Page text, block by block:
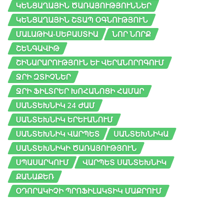
ԿԵՆՑԱՂԱՅԻՆ ԾԱՌԱՅՈՒԹՅՈՒՆՆԵՐ
ԿԵՆՑԱՂԱՅԻՆ ՇՏԱՊ ՕԳՆՈՒԹՅՈՒՆ
ՄԱԼԱԹԻԱ-ՍԵԲԱՍՏԻԱ
ՆՈՐ ՆՈՐՔ
ՇԵՆԳԱՎԻԹ
ՇԻՆԱՐԱՐՈՒԹՅՈՒՆ ԵՒ ՎԵՐԱՆՈՐՈԳՈՒՄ
ՋՐԻ ԶՏԻՉՆԵՐ
ՋՐԻ ՖԻԼՏՐԵՐ ԽՈՀԱՆՈՑԻ ՀԱՄԱՐ
ՍԱՆՏԵԽՆԻԿ 24 ԺԱՄ
ՍԱՆՏԵԽՆԻԿ ԵՐԵՒԱՆՈՒՄ
ՍԱՆՏԵԽՆԻԿ ՎԱՐՊԵՏ
ՍԱՆՏԵԽՆԻԿԱ
ՍԱՆՏԵԽՆԻԿԻ ԾԱՌԱՅՈՒԹՅՈՒՆ
ՍՊԱՍԱՐԿՈՒՄ
ՎԱՐՊԵՏ ՍԱՆՏԵԽՆԻԿ
ՔԱՆԱՔԵՌ
ՕԴՈՐԱԿԻՉԻ ՊՐՈՖԻԼԱԿՏԻԿ ՄԱՔՐՈՒՄ